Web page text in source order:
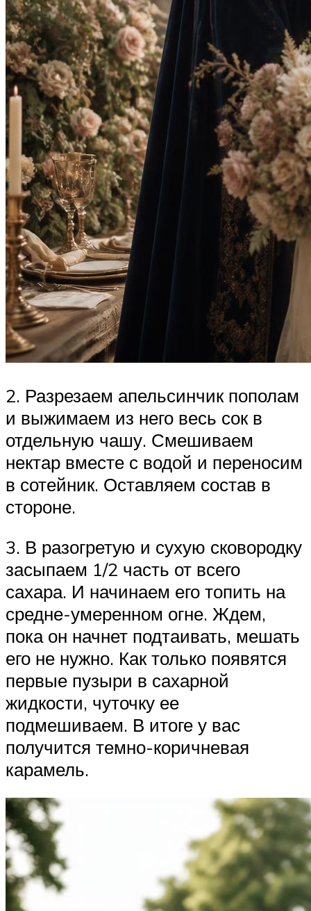
2. Разрезаем апельсинчик пополам
и выжимаем из него весь сок в
отдельную чашу. Смешиваем
нектар вместе с водой и переносим
в сотейник. Оставляем состав в
стороне.
3. В разогретую и сухую сковородку
засыпаем 1/2 часть от всего
сахара. И начинаем его топить на
средне-умеренном огне. Ждем,
пока он начнет подтаивать, мешать
его не нужно. Как только появятся
первые пузыри в сахарной
жидкости, чуточку ее
подмешиваем. В итоге у вас
получится темно-коричневая
карамель.